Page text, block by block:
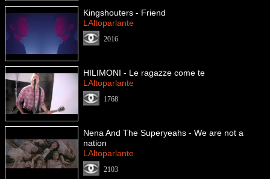
Kingshouters - Friend
LAltoparlante
2016
HILIMONI - Le ragazze come te
LAltoparlante
1768
Nena And The Superyeahs - We are not a
nation
LAltoparlante
2103